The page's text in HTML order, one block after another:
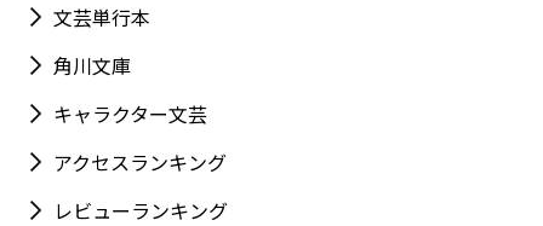
文芸単行本
角川文庫
キャラクター文芸
アクセスランキング
レビューランキング